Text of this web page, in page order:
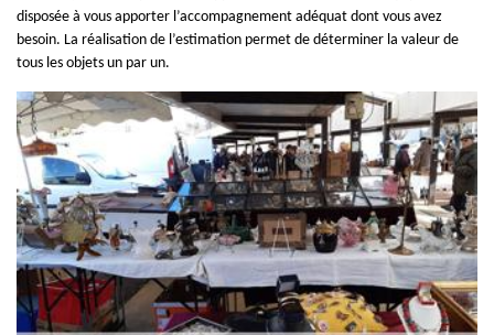
disposée à vous apporter l’accompagnement adéquat dont vous avez
besoin. La réalisation de l’estimation permet de déterminer la valeur de
tous les objets un par un.